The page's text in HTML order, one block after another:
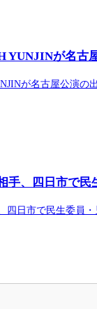
YUNJINが名古
が名古屋公演
手、四日市で
四日市で民生委員